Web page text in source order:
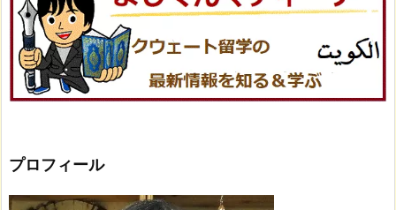
プロフィール